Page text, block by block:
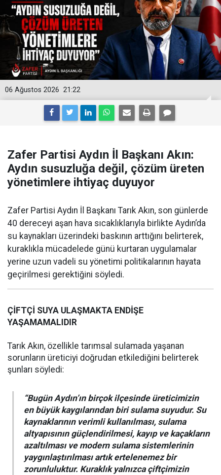
21:22
06 Ağustos 2026
Zafer Partisi Aydın İl Başkanı Akın:
Aydın susuzluğa değil, çözüm üreten
yönetimlere ihtiyaç duyuyor
Zafer Partisi Aydın İl Başkanı Tarık Akın, son günlerde
40 dereceyi aşan hava sıcaklıklarıyla birlikte Aydın’da
su kaynakları üzerindeki baskının arttığını belirterek,
kuraklıkla mücadelede günü kurtaran uygulamalar
yerine uzun vadeli su yönetimi politikalarının hayata
geçirilmesi gerektiğini söyledi.
ÇİFTÇİ SUYA ULAŞMAKTA ENDİŞE
YAŞAMAMALIDIR
Tarık Akın, özellikle tarımsal sulamada yaşanan
sorunların üreticiyi doğrudan etkilediğini belirterek
şunları söyledi:
“Bugün Aydın’ın birçok ilçesinde üreticimizin
en büyük kaygılarından biri sulama suyudur. Su
kaynaklarının verimli kullanılması, sulama
altyapısının güçlendirilmesi, kayıp ve kaçakların
azaltılması ve modern sulama sistemlerinin
yaygınlaştırılması artık ertelenemez bir
zorunluluktur. Kuraklık yalnızca çiftçimizin